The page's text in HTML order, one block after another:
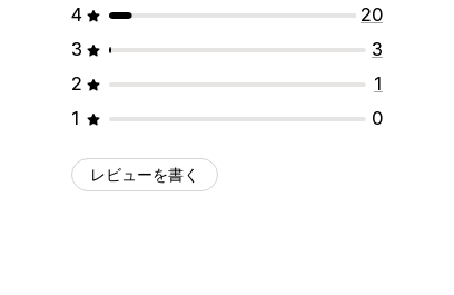
4
20
3
3
2
1
1
0
レビューを書く